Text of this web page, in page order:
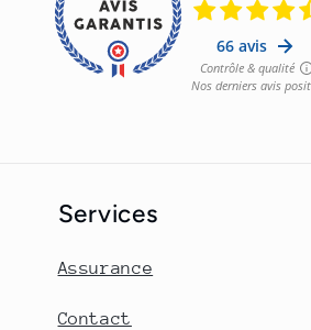
Services
Assurance
Contact